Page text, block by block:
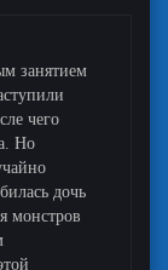
занятием
чего
Но
дочь
монстров